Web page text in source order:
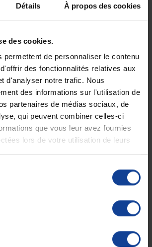
Détails À propos des cookies
des cookies.
permettent de personnaliser le contenu
des fonctionnalités relatives aux
d'analyser notre trafic. Nous
des informations sur l'utilisation de
partenaires de médias sociaux, de
qui peuvent combiner celles-ci
que vous leur avez fournies
lors de votre utilisation de leurs
de l'eau thermale des Pyrénées, réputée
et protectrices. Le Gel douche
à laisser une peau hydratée et fraîche,
sèches.
joyau de cette formule, crée un bouclier
peau, agissant comme un rempart contre les
être, apportant confort et souplesse à votre
Barbadensis Leaf Juice Powder*, Argan Oil